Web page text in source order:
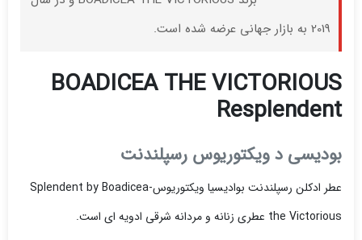
2019 به بازار جهانی عرضه شده است.
BOADICEA THE VICTORIOUS
Resplendent
بودیسی د ویکتوریوس رسپلندنت
عطر ادکلن رسپلندنت بوادیسیا ویکتوریوس-Splendent by Boadicea
the Victorious عطری زنانه و مردانه شرقی ادویه ای است.